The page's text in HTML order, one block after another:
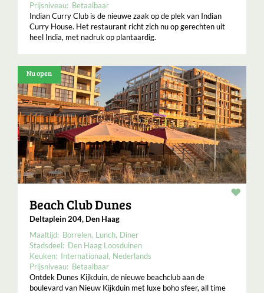
Prijsniveau: Betaalbaar
Indian Curry Club is de nieuwe zaak op de plek van Indian
Curry House. Het restaurant richt zich nu op gerechten uit
heel India, met nadruk op plantaardig.
Nu open
Beach Club Dunes
Deltaplein 204, Den Haag
Maaltijd: Borrelen Lunch Diner
Stadsdeel: Den Haag Loosduinen
Keuken: Internationaal Nederlands
Prijsniveau: Betaalbaar
Ontdek Dunes Kijkduin, de nieuwe beachclub aan de
boulevard van Nieuw Kijkduin met luxe boho sfeer, all time